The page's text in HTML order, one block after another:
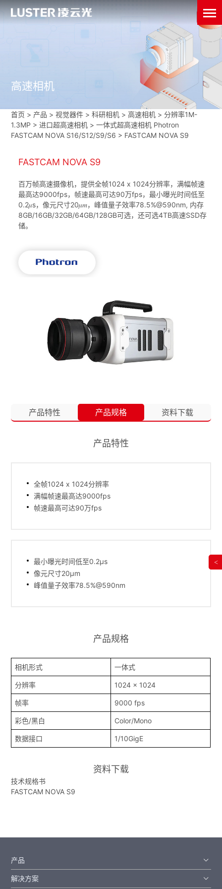
高速相机
首页 > 产品 > 视觉器件 >科研相机 >高速相机 >分辨率1M-
1.3MP >进口超高速相机 >一体式超高速相机 Photron
FASTCAM NOVA S16/S12/S9/S6 > FASTCAM NOVA S9
FASTCAM NOVA S9
百万帧高速摄像机，提供全帧1024 x 1024分辨率，满幅帧速
最高达9000fps，帧速最高可达90万fps，最小曝光时间低至
0.2𝜇s，像元尺寸20𝜇𝑚，峰值量子效率78.5%@590nm, 内存
8GB/16GB/32GB/64GB/128GB可选，还可选4TB高速SSD存
储。
产品特性 产品规格 资料下载
产品特性
全帧1024 x 1024分辨率
满幅帧速最高达9000fps
帧速最高可达90万fps
最小曝光时间低至0.2μs
像元尺寸20μm
峰值量子效率78.5%@590nm
产品规格
相机形式 一体式
分辨率 1024 x 1024
帧率 9000 fps
彩色/黑白 Color/Mono
数据接口 1/10GigE
资料下载
技术规格书
FASTCAM NOVA S9
产品
解决方案
<